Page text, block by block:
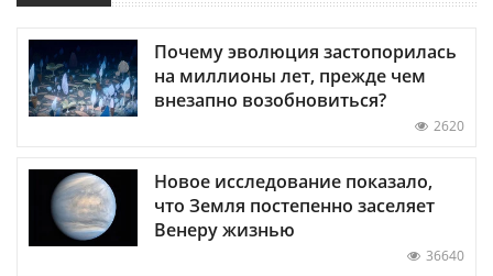
Почему эволюция застопорилась
на миллионы лет, прежде чем
внезапно возобновиться?
2620
Новое исследование показало,
что Земля постепенно заселяет
Венеру жизнью
36640